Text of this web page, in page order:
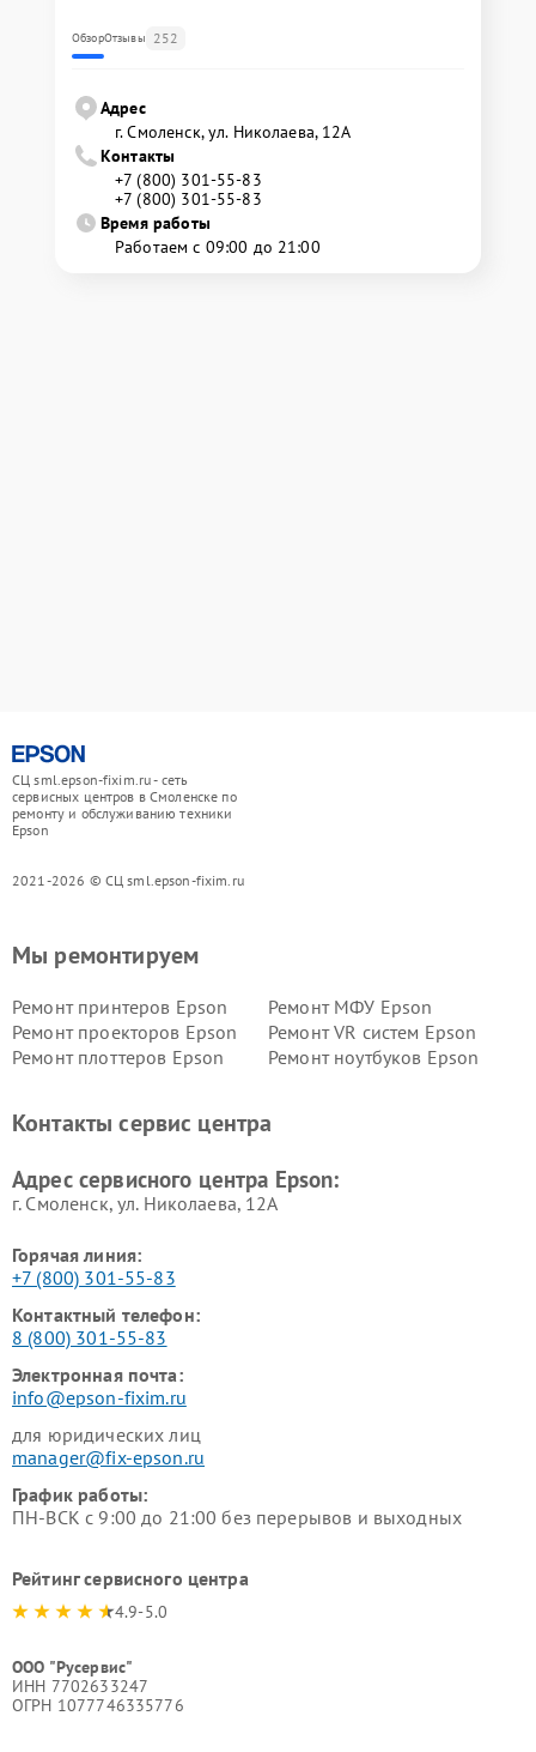
ОбзорОтзывы 252
Адрес
г. Смоленск, ул. Николаева, 12А
Контакты
+7 (800) 301-55-83
+7 (800) 301-55-83
Время работы
Работаем с 09:00 до 21:00
СЦ sml.epson-fixim.ru - сеть
сервисных центров в Смоленске по
ремонту и обслуживанию техники
Epson
2021-2026 © СЦ sml.epson-fixim.ru
Мы ремонтируем
Ремонт принтеров Epson
Ремонт МФУ Epson
Ремонт проекторов Epson
Ремонт VR систем Epson
Ремонт плоттеров Epson
Ремонт ноутбуков Epson
Контакты сервис центра
Адрес сервисного центра Epson:
г. Смоленск, ул. Николаева, 12А
Горячая линия:
+7 (800) 301-55-83
Контактный телефон:
8 (800) 301-55-83
Электронная почта:
info@epson-fixim.ru
для юридических лиц
manager@fix-epson.ru
График работы:
ПН-ВСК с 9:00 до 21:00 без перерывов и выходных
Рейтинг сервисного центра
4.9-5.0
ООО "Русервис"
ИНН 7702633247
ОГРН 1077746335776